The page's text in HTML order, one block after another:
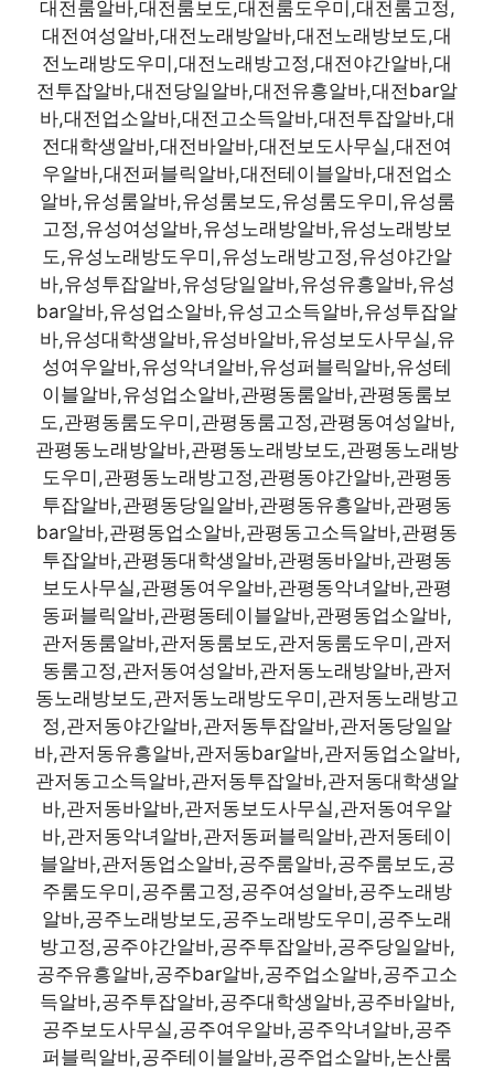
대전룸알바,대전룸보도,대전룸도우미,대전룸고정,
대전여성알바,대전노래방알바,대전노래방보도,대
전노래방도우미,대전노래방고정,대전야간알바,대
전투잡알바,대전당일알바,대전유흥알바,대전bar알
바,대전업소알바,대전고소득알바,대전투잡알바,대
전대학생알바,대전바알바,대전보도사무실,대전여
우알바,대전퍼블릭알바,대전테이블알바,대전업소
알바,유성룸알바,유성룸보도,유성룸도우미,유성룸
고정,유성여성알바,유성노래방알바,유성노래방보
도,유성노래방도우미,유성노래방고정,유성야간알
바,유성투잡알바,유성당일알바,유성유흥알바,유성
bar알바,유성업소알바,유성고소득알바,유성투잡알
바,유성대학생알바,유성바알바,유성보도사무실,유
성여우알바,유성악녀알바,유성퍼블릭알바,유성테
이블알바,유성업소알바,관평동룸알바,관평동룸보
도,관평동룸도우미,관평동룸고정,관평동여성알바,
관평동노래방알바,관평동노래방보도,관평동노래방
도우미,관평동노래방고정,관평동야간알바,관평동
투잡알바,관평동당일알바,관평동유흥알바,관평동
bar알바,관평동업소알바,관평동고소득알바,관평동
투잡알바,관평동대학생알바,관평동바알바,관평동
보도사무실,관평동여우알바,관평동악녀알바,관평
동퍼블릭알바,관평동테이블알바,관평동업소알바,
관저동룸알바,관저동룸보도,관저동룸도우미,관저
동룸고정,관저동여성알바,관저동노래방알바,관저
동노래방보도,관저동노래방도우미,관저동노래방고
정,관저동야간알바,관저동투잡알바,관저동당일알
바,관저동유흥알바,관저동bar알바,관저동업소알바,
관저동고소득알바,관저동투잡알바,관저동대학생알
바,관저동바알바,관저동보도사무실,관저동여우알
바,관저동악녀알바,관저동퍼블릭알바,관저동테이
블알바,관저동업소알바,공주룸알바,공주룸보도,공
주룸도우미,공주룸고정,공주여성알바,공주노래방
알바,공주노래방보도,공주노래방도우미,공주노래
방고정,공주야간알바,공주투잡알바,공주당일알바,
공주유흥알바,공주bar알바,공주업소알바,공주고소
득알바,공주투잡알바,공주대학생알바,공주바알바,
공주보도사무실,공주여우알바,공주악녀알바,공주
퍼블릭알바,공주테이블알바,공주업소알바,논산룸